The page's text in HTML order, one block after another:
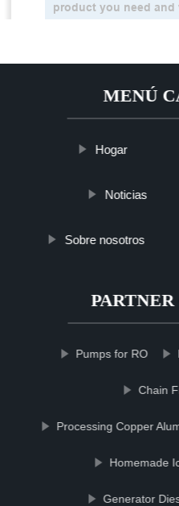
MENÚ
Hogar
Noticias
Sobre nosotros
Pumps for RO
Chain
Processing Copper
Homemade
Generator